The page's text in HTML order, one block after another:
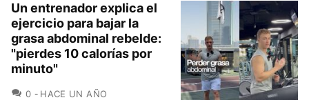
Un entrenador explica el
ejercicio para bajar la
grasa abdominal rebelde:
"pierdes 10 calorías por
minuto"
0 COMENTARIOS
HACE UN AÑO